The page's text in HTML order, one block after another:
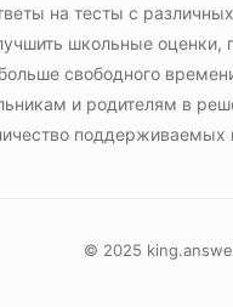
на тесты с
школьные оценки,
свободного
и родителям в
поддерживаемых
© 2025